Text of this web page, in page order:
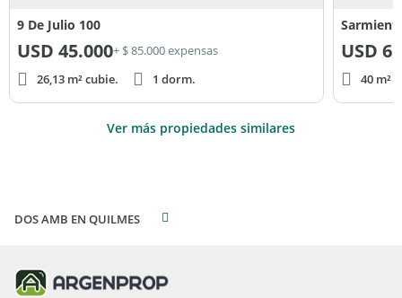
9 De Julio 100
USD 45.000+ $ 85.000 expensas
26,13 m² cubie.
1 dorm.
USD
40 m²
Ver más propiedades similares
DOS AMB EN QUILMES